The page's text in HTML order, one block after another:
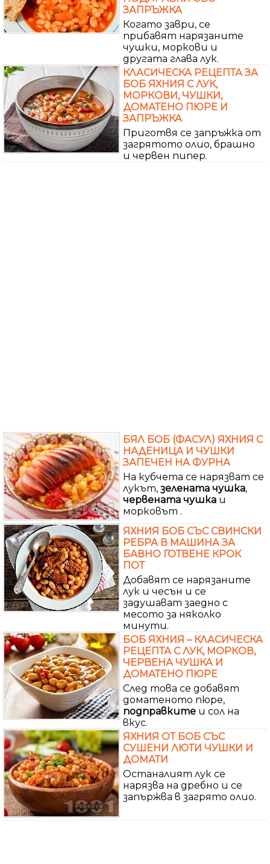
ЗАПРЪЖКА
Когато заври, се
прибавят нарязаните
чушки, моркови и
другата глава лук.
КЛАСИЧЕСКА РЕЦЕПТА ЗА
БОБ ЯХНИЯ С ЛУК,
МОРКОВИ, ЧУШКИ,
ДОМАТЕНО ПЮРЕ И
ЗАПРЪЖКА
Приготвя се запръжка от
загрятото олио, брашно
и червен пипер.
БЯЛ БОБ (ФАСУЛ) ЯХНИЯ С
НАДЕНИЦА И ЧУШКИ
ЗАПЕЧЕН НА ФУРНА
На кубчета се нарязват се
лукът, зелената чушка,
червената чушка и
морковът .
ЯХНИЯ БОБ СЪС СВИНСКИ
РЕБРА В МАШИНА ЗА
БАВНО ГОТВЕНЕ КРОК
ПОТ
Добавят се нарязаните
лук и чесън и се
задушават заедно с
месото за няколко
минути.
БОБ ЯХНИЯ – КЛАСИЧЕСКА
РЕЦЕПТА С ЛУК, МОРКОВ,
ЧЕРВЕНА ЧУШКА И
ДОМАТЕНО ПЮРЕ
След това се добавят
доматеното пюре,
подправките и сол на
вкус.
ЯХНИЯ ОТ БОБ СЪС
СУШЕНИ ЛЮТИ ЧУШКИ И
ДОМАТИ
Останалият лук се
нарязва на дребно и се
запържва в загрято олио.